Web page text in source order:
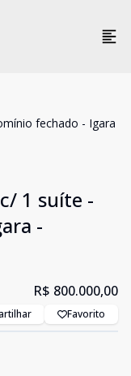
fechado - Igara
1 suíte -
-
R$ 800.000,00
Favorito